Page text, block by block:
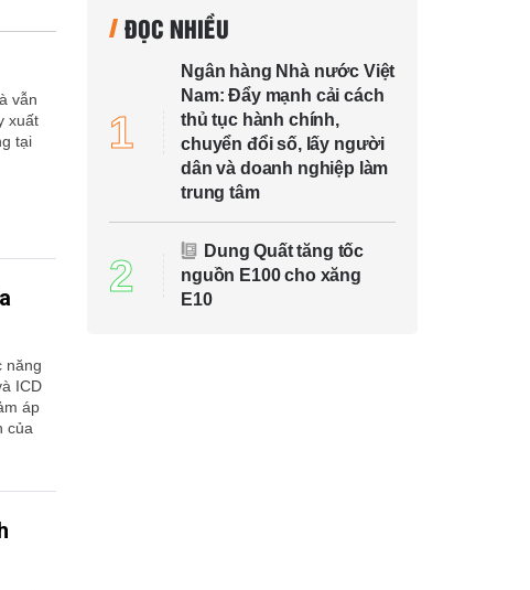
vẫn
xuất
tại
năng
ICD
áp
của
ĐỌC NHIỀU
1
Ngân hàng Nhà nước Việt
Nam: Đẩy mạnh cải cách
thủ tục hành chính,
chuyển đổi số, lấy người
dân và doanh nghiệp làm
trung tâm
2
Dung Quất tăng tốc
nguồn E100 cho xăng
E10